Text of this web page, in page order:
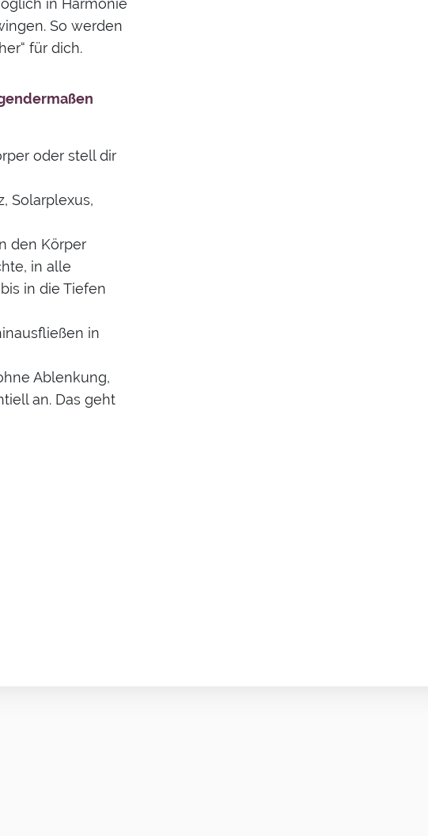
in Harmonie
So werden
für dich.
oder stell dir
Solarplexus,
den Körper
in alle
in die Tiefen
in
Ablenkung,
an. Das geht